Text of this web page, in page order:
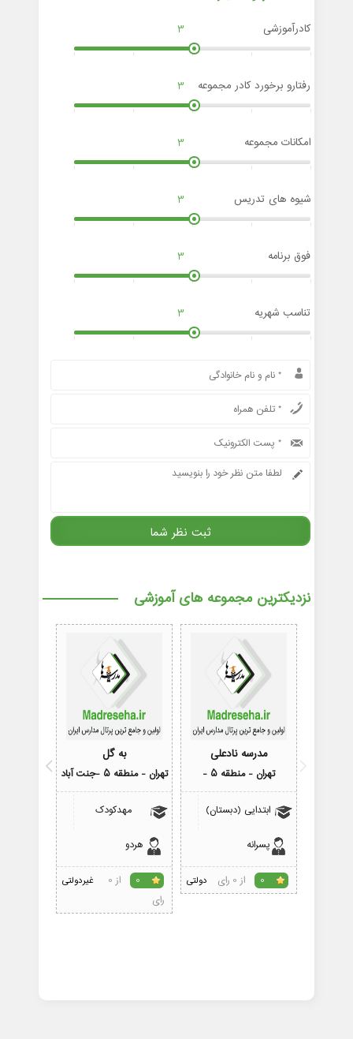
کادرآموزشی 3
رفتارو برخورد کادر مجموعه 3
امکانات مجموعه 3
شیوه های تدریس 3
فوق برنامه 3
تناسب شهریه 3
نزدیکترین مجموعه های آموزشی
مدرسه نادعلی
تهران - منطقه 5 -
ابتدایی (دبستان)
پسرانه
دولتی 0 از 0 رای
به گل
تهران - منطقه 5 -جنت آباد
مهدکودک
هردو
غیردولتی 0
از 0
رای